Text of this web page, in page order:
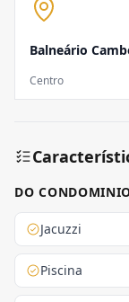
Balneário
Centro
DO
Jacuzzi
Piscina